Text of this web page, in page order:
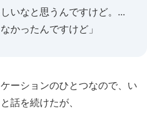
いなと思うんですけど。...
かったんですけど」
ーションのひとつなので、い
話を続けたが、